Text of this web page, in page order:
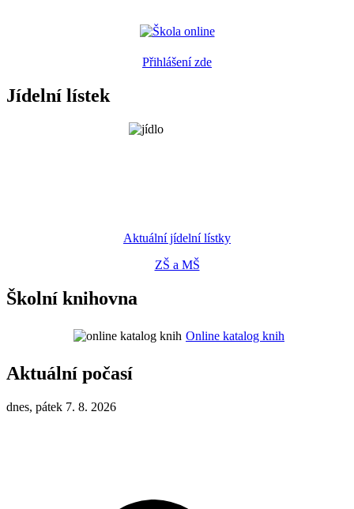
Přihlášení zde
Jídelní lístek
Aktuální jídelní lístky
ZŠ a MŠ
Školní knihovna
Online katalog knih
Aktuální počasí
dnes, pátek 7. 8. 2026